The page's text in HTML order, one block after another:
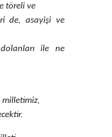
töreli ve
de, asayişi ve
ile ne
milletimiz,